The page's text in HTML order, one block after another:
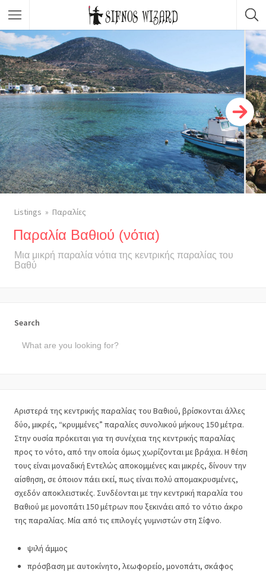
Κορυφαίες Επιλογές
Καταστήματα
Φαγητό
Νυχτερινή ζωή
Σώμα & Ομορφιά
Μετακινήσεις
Listings Παραλίες
Παραλία Βαθιού (νότια)
Μια μικρή παραλία νότια της κεντρικής παραλίας του
Βαθύ
Search
Αριστερά της κεντρικής παραλίας του Βαθιού, βρίσκονται άλλες
δύο, μικρές, “κρυμμένες” παραλίες συνολικού μήκους 150 μέτρα.
Στην ουσία πρόκειται για τη συνέχεια της κεντρικής παραλίας
προς το νότο, από την οποία όμως χωρίζονται με βράχια. Η θέση
τους είναι μοναδική Εντελώς αποκομμένες και μικρές, δίνουν την
αίσθηση, σε όποιον πάει εκεί, πως είναι πολύ απομακρυσμένες,
σχεδόν αποκλειστικές. Συνδέονται με την κεντρική παραλία του
Βαθιού με μονοπάτι 150 μέτρων που ξεκινάει από το νότιο άκρο
της παραλίας. Μία από τις επιλογές γυμνιστών στη Σίφνο.
ψιλή άμμος
πρόσβαση με αυτοκίνητο, λεωφορείο, μονοπάτι, σκάφος